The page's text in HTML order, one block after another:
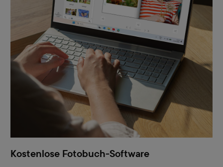
Kostenlose Fotobuch-Software